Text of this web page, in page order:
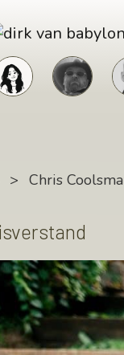
> Chris Coolsma